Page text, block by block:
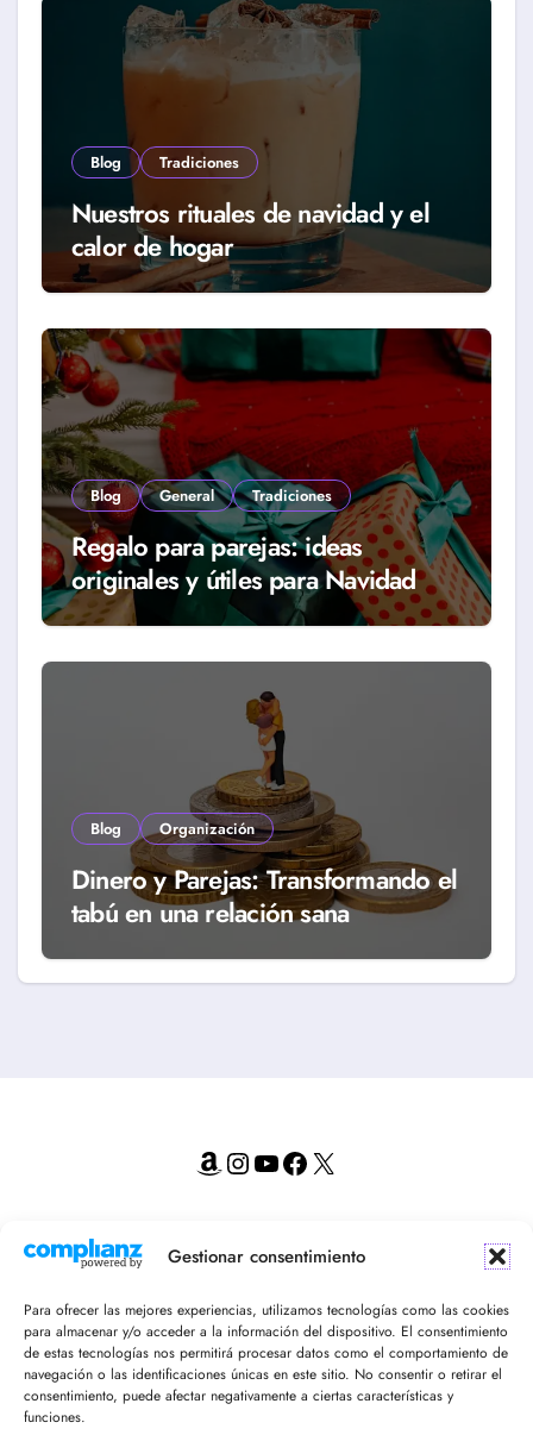
Gestionar consentimiento
Para ofrecer las mejores experiencias, utilizamos tecnologías como las cookies
para almacenar y/o acceder a la información del dispositivo. El consentimiento
de estas tecnologías nos permitirá procesar datos como el comportamiento de
navegación o las identificaciones únicas en este sitio. No consentir o retirar el
consentimiento, puede afectar negativamente a ciertas características y
funciones.
Blog Tradiciones
Nuestros rituales de navidad y el
calor de hogar
Blog General Tradiciones
Regalo para parejas: ideas
originales y útiles para Navidad
Blog Organización
Dinero y Parejas: Transformando el
tabú en una relación sana
Amazon
Instagram
YouTube
Facebook
X
¡Recibe en tu email nuestro newsletter!